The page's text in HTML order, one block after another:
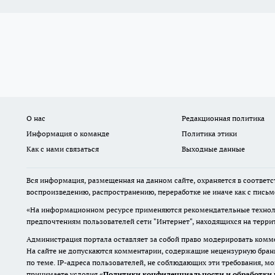
О нас Редакционная политика
Информация о команде
Политика этики
Как с нами связаться
Выходные данные
Вся информация, размещенная на данном сайте, охраняется в
воспроизведению, распространению, переработке не иначе как с
«На информационном ресурсе применяются рекомендательные
предпочтениям пользователей сети "Интернет", находящихся на
Администрация портала оставляет за собой право модерировать
На сайте не допускаются комментарии, содержащие нецензурную
по теме. IP-адреса пользователей, не соблюдающих эти требования,